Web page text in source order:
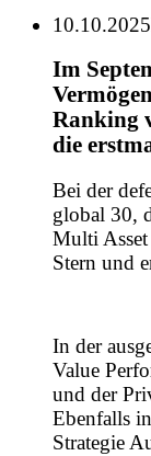
10.10.2025
Im
Ranking
die
Bei der
global 30,
Multi
Stern und
In der
Value
und der
Ebenfalls
Strategie